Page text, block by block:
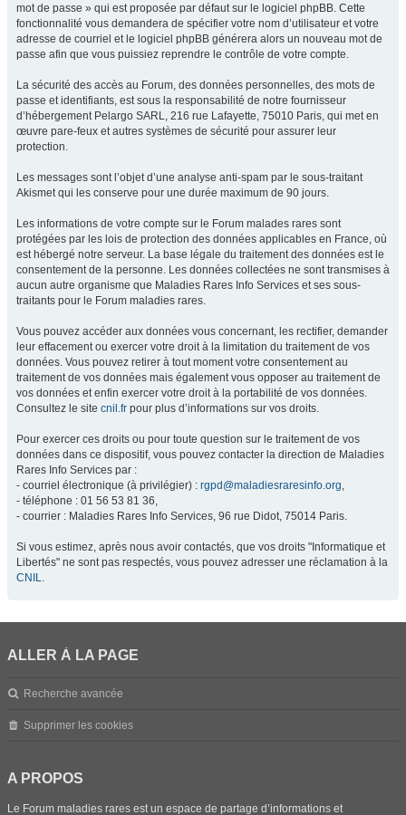
mot de passe » qui est proposée par défaut sur le logiciel phpBB. Cette
fonctionnalité vous demandera de spécifier votre nom d’utilisateur et votre
adresse de courriel et le logiciel phpBB générera alors un nouveau mot de
passe afin que vous puissiez reprendre le contrôle de votre compte.
La sécurité des accès au Forum, des données personnelles, des mots de
passe et identifiants, est sous la responsabilité de notre fournisseur
d’hébergement Pelargo SARL, 216 rue Lafayette, 75010 Paris, qui met en
œuvre pare-feux et autres systèmes de sécurité pour assurer leur
protection.
Les messages sont l’objet d’une analyse anti-spam par le sous-traitant
Akismet qui les conserve pour une durée maximum de 90 jours.
Les informations de votre compte sur le Forum malades rares sont
protégées par les lois de protection des données applicables en France, où
est hébergé notre serveur. La base légale du traitement des données est le
consentement de la personne. Les données collectées ne sont transmises à
aucun autre organisme que Maladies Rares Info Services et ses sous-
traitants pour le Forum maladies rares.
Vous pouvez accéder aux données vous concernant, les rectifier, demander
leur effacement ou exercer votre droit à la limitation du traitement de vos
données. Vous pouvez retirer à tout moment votre consentement au
traitement de vos données mais également vous opposer au traitement de
vos données et enfin exercer votre droit à la portabilité de vos données.
Consultez le site cnil.fr pour plus d’informations sur vos droits.
Pour exercer ces droits ou pour toute question sur le traitement de vos
données dans ce dispositif, vous pouvez contacter la direction de Maladies
Rares Info Services par :
- courriel électronique (à privilégier) : rgpd@maladiesraresinfo.org,
- téléphone : 01 56 53 81 36,
- courrier : Maladies Rares Info Services, 96 rue Didot, 75014 Paris.
Si vous estimez, après nous avoir contactés, que vos droits "Informatique et
Libertés" ne sont pas respectés, vous pouvez adresser une réclamation à la
CNIL.
ALLER À LA PAGE
Recherche avancée
Supprimer les cookies
A PROPOS
Le Forum maladies rares est un espace de partage d’informations et